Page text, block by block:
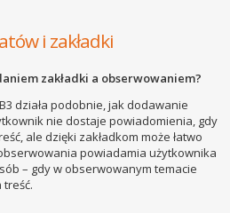
i zakładki
zakładki a obserwowaniem?
działa podobnie, jak dodawanie
nie dostaje powiadomienia, gdy
ale dzięki zakładkom może łatwo
powiadamia użytkownika
– gdy w obserwowanym temacie
treść.